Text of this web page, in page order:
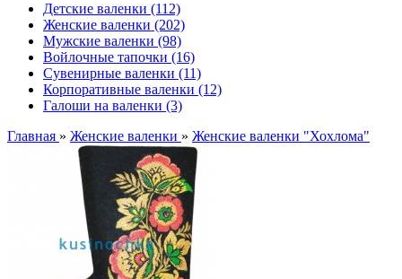
Детские валенки (112)
Женские валенки (202)
Мужские валенки (98)
Войлочные тапочки (16)
Сувенирные валенки (11)
Корпоративные валенки (12)
Галоши на валенки (3)
Главная » Женские валенки » Женские валенки "Хохлома"